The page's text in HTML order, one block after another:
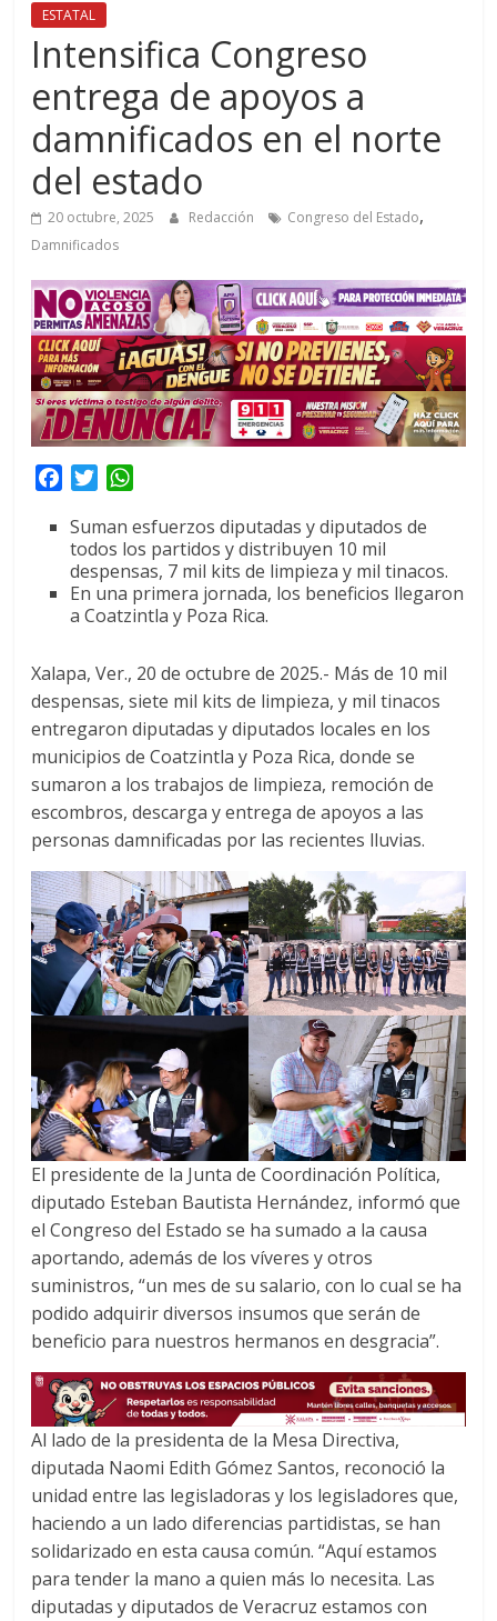
ESTATAL
Intensifica Congreso
entrega de apoyos a
damnificados en el norte
del estado
20 octubre, 2025 Redacción Congreso del Estado,
Damnificados
c
e
b
o
k
T
i
t
t
e
a
t
s
A
p
Suman esfuerzos diputadas y diputados de
todos los partidos y distribuyen 10 mil
despensas, 7 mil kits de limpieza y mil tinacos.
En una primera jornada, los beneficios llegaron
a Coatzintla y Poza Rica.
Xalapa, Ver., 20 de octubre de 2025.- Más de 10 mil
despensas, siete mil kits de limpieza, y mil tinacos
entregaron diputadas y diputados locales en los
municipios de Coatzintla y Poza Rica, donde se
sumaron a los trabajos de limpieza, remoción de
escombros, descarga y entrega de apoyos a las
personas damnificadas por las recientes lluvias.
El presidente de la Junta de Coordinación Política,
diputado Esteban Bautista Hernández, informó que
el Congreso del Estado se ha sumado a la causa
aportando, además de los víveres y otros
suministros, “un mes de su salario, con lo cual se ha
podido adquirir diversos insumos que serán de
beneficio para nuestros hermanos en desgracia”.
Al lado de la presidenta de la Mesa Directiva,
diputada Naomi Edith Gómez Santos, reconoció la
unidad entre las legisladoras y los legisladores que,
haciendo a un lado diferencias partidistas, se han
solidarizado en esta causa común. “Aquí estamos
para tender la mano a quien más lo necesita. Las
diputadas y diputados de Veracruz estamos con